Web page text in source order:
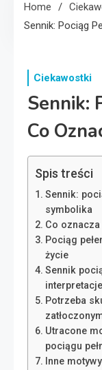
Home
Sennik: Pociąg
Ciekawostki
Sennik:
Co
Spis treści
Sennik:
symbolika
Co
Pociąg
życie
Sennik
interpretacje
Potrzeba
Utracone
pociągu
Inne